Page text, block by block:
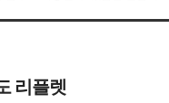
리플렛